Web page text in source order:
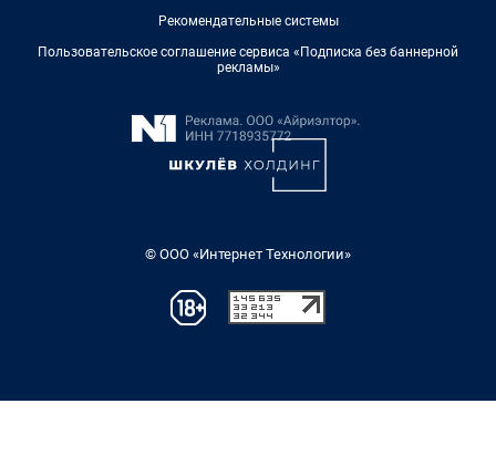
Рекомендательные системы
Пользовательское соглашение сервиса «Подписка без баннерной
рекламы»
© ООО «Интернет Технологии»